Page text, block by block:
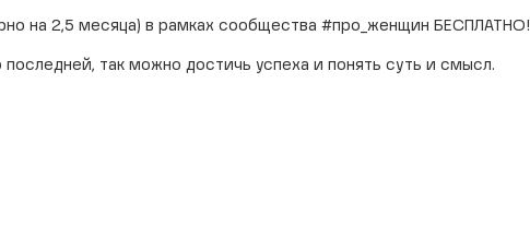
на 2,5 месяца) в рамках сообщества #про_женщин БЕСПЛАТНО!
так можно достичь успеха и понять суть и смысл.